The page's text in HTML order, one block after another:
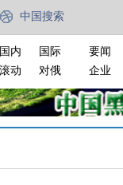
中国搜索
国内
国际
滚动
对俄
要闻
企业